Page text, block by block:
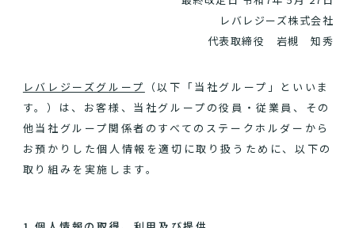
レバレジーズ株式会社
代表取締役 岩槻 知秀
レバレジーズグループ
（以下「当社グループ」といいま
す。）は、お客様、当社グループの役員・従業員、その
他当社グループ関係者のすべてのステークホルダーから
お預かりした個人情報を適切に取り扱うために、以下の
取り組みを実施します。